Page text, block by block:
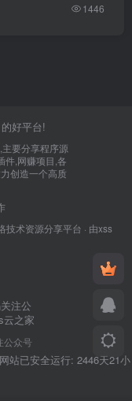
1446
要分享程序源
件,网赚项目,各
创造一个高质
技术资源分享平台 · 由xss
公众号
网站已安全运行: 2446天21小